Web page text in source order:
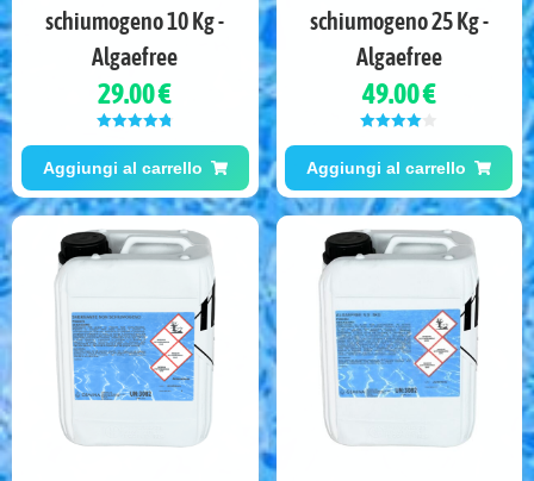
schiumogeno 10 Kg -
Algaefree
29.00 €
Aggiungi al carrello
schiumogeno 25 Kg -
Algaefree
49.00 €
Aggiungi al carrello